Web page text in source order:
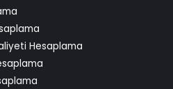
Hesaplama